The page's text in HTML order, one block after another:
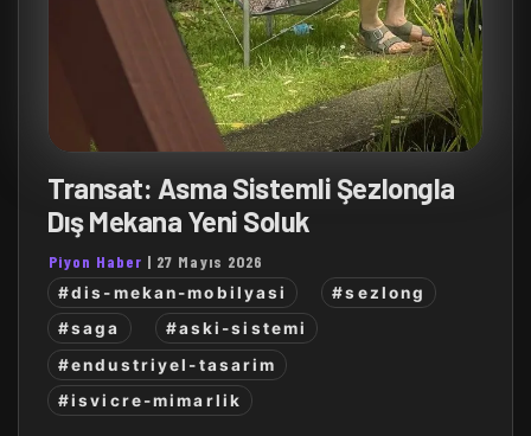
Transat: Asma Sistemli Şezlongla
Dış Mekana Yeni Soluk
Piyon Haber | 27 Mayıs 2026
#dis-mekan-mobilyasi
#sezlong
#saga
#aski-sistemi
#endustriyel-tasarim
#isvicre-mimarlik